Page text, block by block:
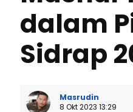
dalam
Sidrap
Masrudin
8 Okt 2023 13:29